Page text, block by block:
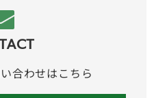
合わせはこちら